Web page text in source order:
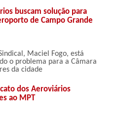
buscam solução para
de Campo Grande
Maciel Fogo, está
o problema para a Câmara
da cidade
dos Aeroviários
ao MPT